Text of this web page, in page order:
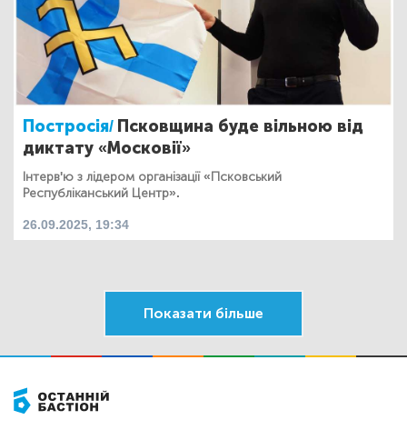
Постросія/ Псковщина буде вільною від
диктату «Московії»
Інтерв'ю з лідером організації «Псковський
Республіканський Центр».
26.09.2025, 19:34
Показати більше